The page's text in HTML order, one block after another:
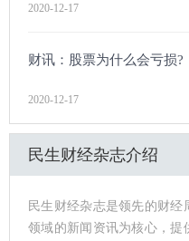
2020-12-17
财讯：股票为什么会亏损?
2020-12-17
民生财经杂志介绍
民生财经杂志是领先的财
领域的新闻资讯为核心，提